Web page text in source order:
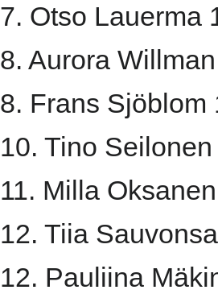
7. Otso Lauerma
8. Aurora
8. Frans Sjöblom
10. Tino
11. Milla
12. Tiia
12. Pauliina